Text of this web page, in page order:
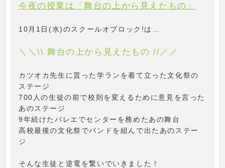
今夜の授業は「舞台の上から見えたもの」
10月1日(水)のスクールオブロック!は…
＼＼\\ 舞台の上から見えたもの //／／
カツオカ先生に貰った学ランを着て立った文化祭の
ステージ
700人の生徒の前で校則を変えるために意見を言った
あのステージ
9年続けたバレエでセンターを務めたあの舞台
高校最後の文化祭でバンドを組んで出たあのステー
ジ
そんな生徒と逆電を繋いでいきました！